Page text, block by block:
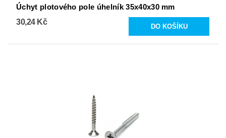
Úchyt plotového pole úhelník 35x40x30 mm
30,24 Kč